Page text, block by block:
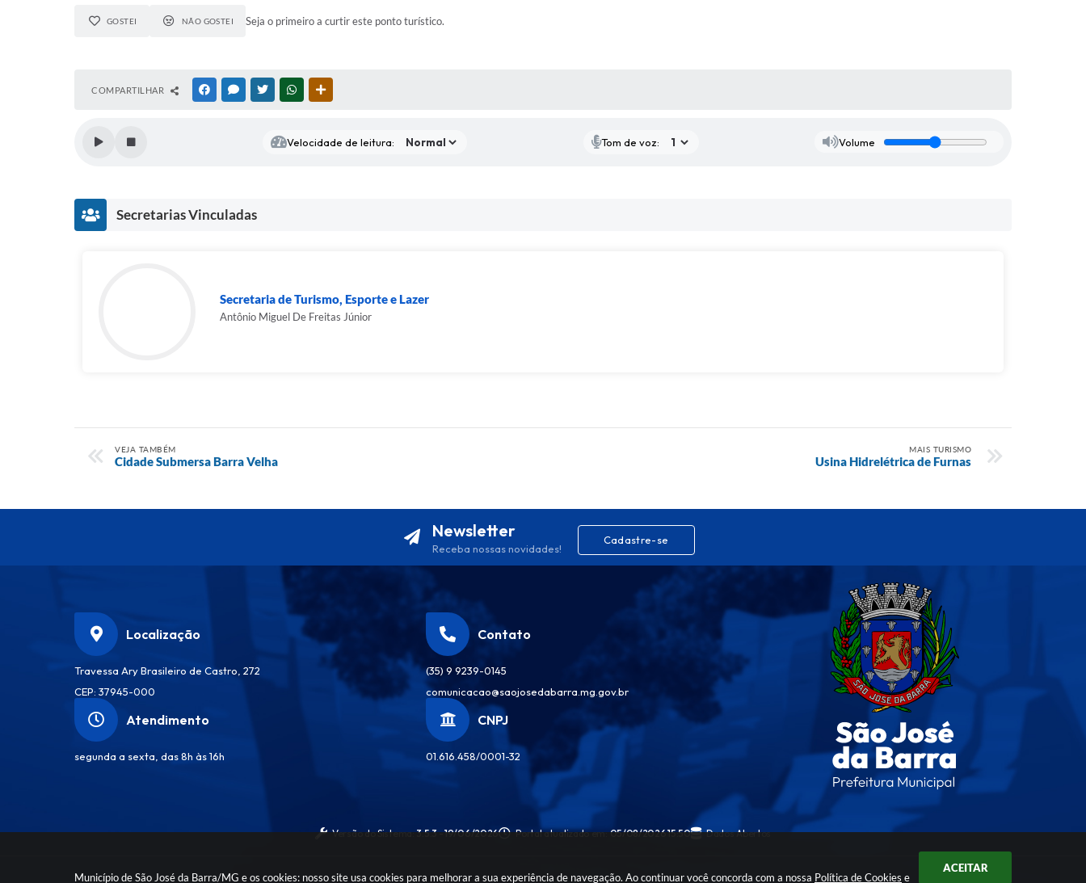
Município de São José da Barra/MG e os cookies: nosso site usa cookies para melhorar a sua experiência de navegação. Ao continuar você concorda com a nossa Política de Cookies e
ACEITAR
GOSTEI NÃO GOSTEI Seja o primeiro a curtir este ponto turístico.
COMPARTILHAR FACEBOOKMESSENGER
TWITTERWHATSAPP
Velocidade de leitura: Tom de voz: Volume
Secretarias Vinculadas
Secretaria de Turismo, Esporte e Lazer
Antônio Miguel De Freitas Júnior
VEJA TAMBÉM
Cidade Submersa Barra Velha
MAIS TURISMO
Usina Hidrelétrica de Furnas
Newsletter
Receba nossas novidades!
Cadastre-se
Localização
Travessa Ary Brasileiro de Castro, 272
CEP: 37945-000
Contato
(35) 9 9239-0145
comunicacao@saojosedabarra.mg.gov.br
Atendimento
segunda a sexta, das 8h às 16h
CNPJ
01.616.458/0001-32
Versão do Sistema:3.5.3 - 19/06/2026 Portal atualizado em:05/08/2026 15:50 Dados Abertos